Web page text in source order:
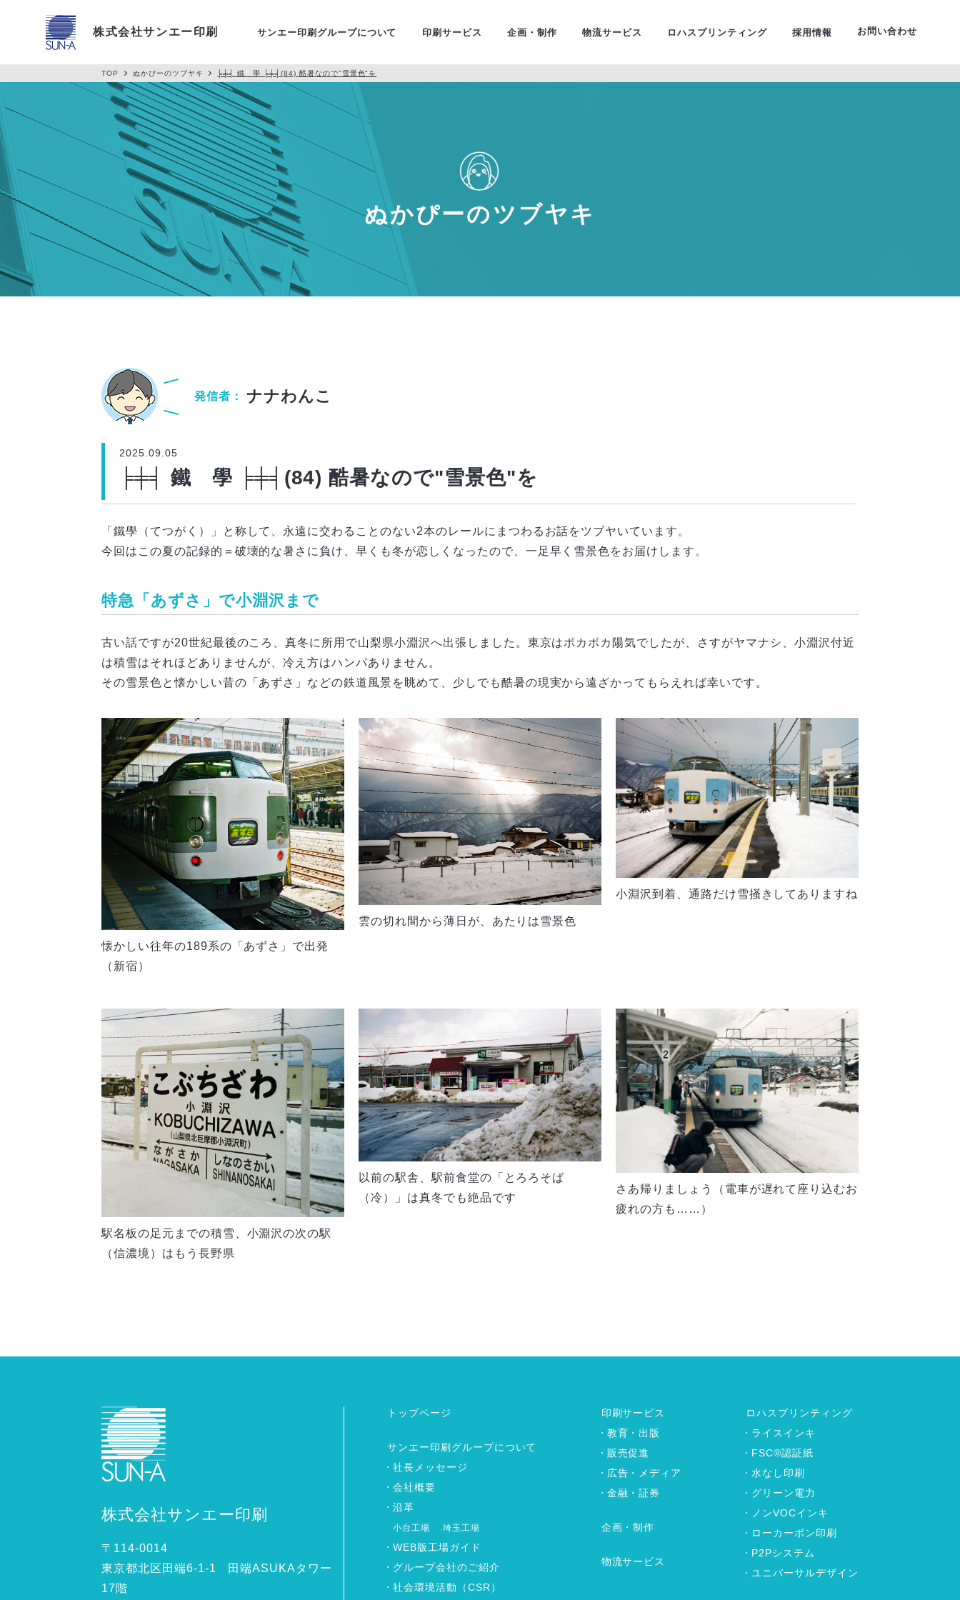
株式会社サンエー印刷 サンエー印刷グループについて 印刷サービス
金融・証券
企画・制作 物流サービス ロハスプリンティング 採用情報 お問い合わせ
TOP ぬかぴーのツブヤキ ╞╪╡ 鐵 學 ╞╪╡(84) 酷暑なので"雪景色"を
ぬかぴーのツブヤキ
発信者： ナナわんこ
2025.09.05
╞╪╡ 鐵 學 ╞╪╡(84) 酷暑なので"雪景色"を
「鐵學（てつがく）」と称して、永遠に交わることのない2本のレールにまつわるお話をツブヤいています。
今回はこの夏の記録的＝破壊的な暑さに負け、早くも冬が恋しくなったので、一足早く雪景色をお届けします。
特急「あずさ」で小淵沢まで
古い話ですが20世紀最後のころ、真冬に所用で山梨県小淵沢へ出張しました。東京はポカポカ陽気でしたが、さすがヤマナシ、小淵沢付近
は積雪はそれほどありませんが、冷え方はハンパありません。
その雪景色と懐かしい昔の「あずさ」などの鉄道風景を眺めて、少しでも酷暑の現実から遠ざかってもらえれば幸いです。
懐かしい往年の189系の「あずさ」で出発
（新宿）
雲の切れ間から薄日が、あたりは雪景色
小淵沢到着、通路だけ雪掻きしてありますね
駅名板の足元までの積雪、小淵沢の次の駅
（信濃境）はもう長野県
以前の駅舎、駅前食堂の「とろろそば
（冷）」は真冬でも絶品です
さあ帰りましょう（電車が遅れて座り込むお
疲れの方も……）
株式会社サンエー印刷
〒114-0014
東京都北区田端6-1-1 田端ASUKAタワー
17階
トップページ
サンエー印刷グループについて
社長メッセージ
会社概要
沿革
小台工場 埼玉工場
WEB版工場ガイド
グループ会社のご紹介
社会環境活動（CSR）
印刷サービス
教育・出版
販売促進
広告・メディア
金融・証券
企画・制作
物流サービス
ロハスプリンティング
ライスインキ
FSC®認証紙
水なし印刷
グリーン電力
ノンVOCインキ
ローカーボン印刷
P2Pシステム
ユニバーサルデザイン